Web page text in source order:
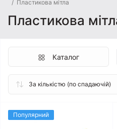
Пластикова мітла
Пластикова
Каталог
Популярний